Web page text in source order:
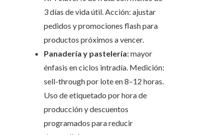
3 días de vida útil. Acción: ajustar
pedidos y promociones flash para
productos próximos a vencer.
Panadería y pastelería:mayor
énfasis en ciclos intradía. Medición:
sell-through por lote en 8–12 horas.
Uso de etiquetado por hora de
producción y descuentos
programados para reducir